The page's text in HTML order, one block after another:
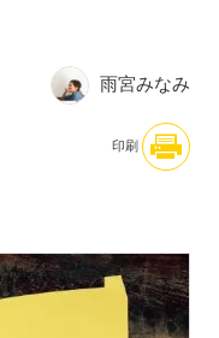
雨宮みなみ
印刷